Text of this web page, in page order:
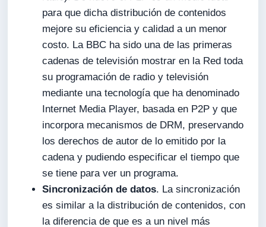
para que dicha distribución de contenidos
mejore su eficiencia y calidad a un menor
costo. La BBC ha sido una de las primeras
cadenas de televisión mostrar en la Red toda
su programación de radio y televisión
mediante una tecnología que ha denominado
Internet Media Player, basada en P2P y que
incorpora mecanismos de DRM, preservando
los derechos de autor de lo emitido por la
cadena y pudiendo especificar el tiempo que
se tiene para ver un programa.
Sincronización de datos. La sincronización
es similar a la distribución de contenidos, con
la diferencia de que es a un nivel más